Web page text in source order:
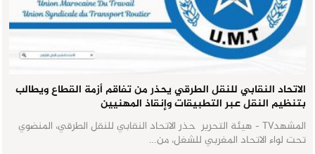
الاتحاد النقابي للنقل الطرقي يحذر من تفاقم أزمة القطاع ويطالب
بتنظيم النقل عبر التطبيقات وإنقاذ المهنيين
المشهدTV - هيئة التحرير حذر الاتحاد النقابي للنقل الطرقي، المنضوي
تحت لواء الاتحاد المغربي للشغل، من…